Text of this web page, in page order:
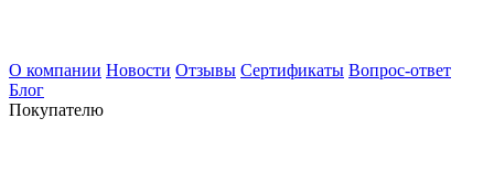
О компании Новости Отзывы Сертификаты Вопрос-ответ
Блог
Покупателю